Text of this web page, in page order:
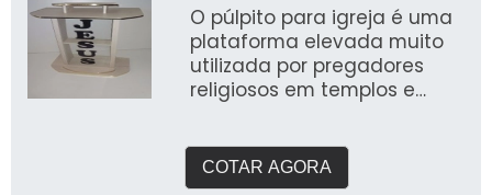
O púlpito para igreja é uma
plataforma elevada muito
utilizada por pregadores
religiosos em templos e
COTAR AGORA